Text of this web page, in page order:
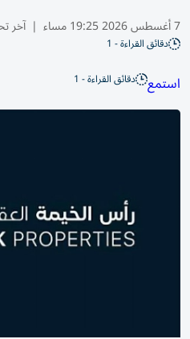
7 أغسطس 2026 19:25 مساء | آخر
دقائق القراءة - 1
استمع دقائق القراءة - 1